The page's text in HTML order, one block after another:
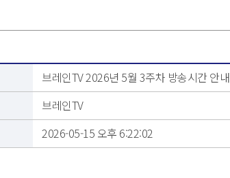
브레인TV 2026년 5월 3주차 방송시간 안내
브레인TV
2026-05-15 오후 6:22:02